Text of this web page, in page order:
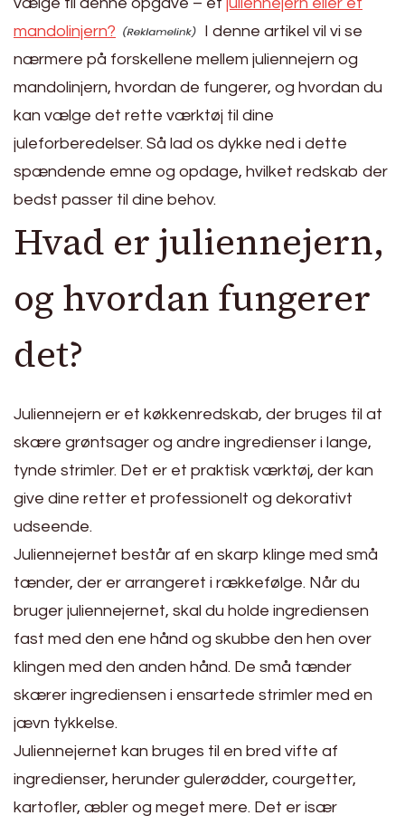
mandolinjern?
I denne artikel vil vi se
nærmere på forskellene mellem juliennejern og
mandolinjern, hvordan de fungerer, og hvordan du
kan vælge det rette værktøj til dine
juleforberedelser. Så lad os dykke ned i dette
spændende emne og opdage, hvilket redskab der
bedst passer til dine behov.
Hvad er juliennejern,
og hvordan fungerer
det?
Juliennejern er et køkkenredskab, der bruges til at
skære grøntsager og andre ingredienser i lange,
tynde strimler. Det er et praktisk værktøj, der kan
give dine retter et professionelt og dekorativt
udseende.
Juliennejernet består af en skarp klinge med små
tænder, der er arrangeret i rækkefølge. Når du
bruger juliennejernet, skal du holde ingrediensen
fast med den ene hånd og skubbe den hen over
klingen med den anden hånd. De små tænder
skærer ingrediensen i ensartede strimler med en
jævn tykkelse.
Juliennejernet kan bruges til en bred vifte af
ingredienser, herunder gulerødder, courgetter,
kartofler, æbler og meget mere. Det er især